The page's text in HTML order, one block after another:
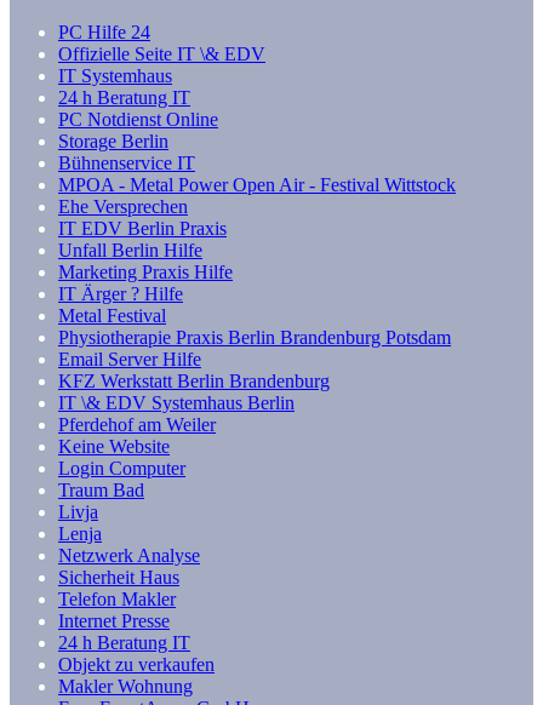
PC Hilfe 24
Offizielle Seite IT \& EDV
IT Systemhaus
24 h Beratung IT
PC Notdienst Online
Storage Berlin
Bühnenservice IT
MPOA - Metal Power Open Air - Festival Wittstock
Ehe Versprechen
IT EDV Berlin Praxis
Unfall Berlin Hilfe
Marketing Praxis Hilfe
IT Ärger ? Hilfe
Metal Festival
Physiotherapie Praxis Berlin Brandenburg Potsdam
Email Server Hilfe
KFZ Werkstatt Berlin Brandenburg
IT \& EDV Systemhaus Berlin
Pferdehof am Weiler
Keine Website
Login Computer
Traum Bad
Livja
Lenja
Netzwerk Analyse
Sicherheit Haus
Telefon Makler
Internet Presse
24 h Beratung IT
Objekt zu verkaufen
Makler Wohnung